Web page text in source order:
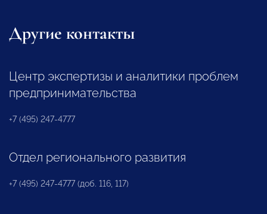
Другие контакты
Центр экспертизы и аналитики проблем
предпринимательства
+7 (495) 247-4777
Отдел регионального развития
+7 (495) 247-4777 (доб. 116, 117)